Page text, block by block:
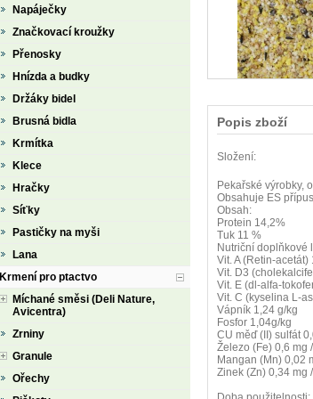
Popis zboží
Složení:
Pekařské výrobky,
Obsahuje ES
Obsah:
Protein 14,2%
Tuk 11 %
Nutriční doplňkové
Vit. A (Retin-acetát)
Vit. D3
Vit. E (dl-alfa-
Vit. C (kyselina L-
Vápník 1,24 g/kg
Fosfor 1,04g/kg
CU měď (II) sulfát
Železo (Fe) 0,6 mg
Mangan (Mn) 0,02
Zinek (Zn) 0,34 mg
Napáječky
Značkovací kroužky
Přenosky
Hnízda a budky
Držáky bidel
Brusná bidla
Krmítka
Klece
Hračky
Síťky
Pastičky na myši
Lana
Krmení pro ptactvo
Míchané směsi (Deli Nature,
Avicentra)
Zrniny
Granule
Ořechy